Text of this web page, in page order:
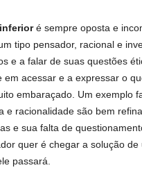
é sempre oposta e
tipo pensador, racional e
e a falar de suas questões
em acessar e a expressar o
embaraçado. Um exemplo
e racionalidade são bem
e sua falta de
quer é chegar a solução
passará.